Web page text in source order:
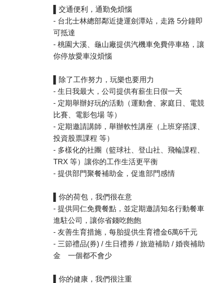
▌交通便利，通勤免煩惱
- 台北士林總部鄰近捷運劍潭站，走路 5分鐘即
可抵達
- 桃園大溪、龜山廠提供汽機車免費停車格，讓
你停放愛車沒煩惱
▌除了工作努力，玩樂也要用力
- 生日我最大，公司提供有薪生日假一天
- 定期舉辦好玩的活動（運動會、家庭日、電競
比賽、電影包場 等）
- 定期邀請講師，舉辦軟性講座（上班穿搭課、
投資股票課程 等）
- 多樣化的社團（籃球社、登山社、飛輪課程、
TRX 等）讓你的工作生活更平衡
- 提供部門聚餐補助金，促進部門感情
▌你的荷包，我們很在意
- 提供同仁免費餐點，並定期邀請知名行動餐車
進駐公司，讓你省錢吃飽飽
- 友善生育措施，每胎提供生育禮金6萬6千元
- 三節禮品(券) / 生日禮券 / 旅遊補助 / 婚喪補助
金 一個都不會少
▌你的健康，我們很注重